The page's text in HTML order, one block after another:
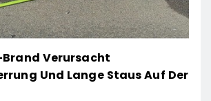
Brand Verursacht
Und Lange Staus Auf Der